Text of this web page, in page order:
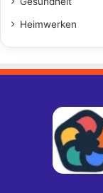
Heimwerken